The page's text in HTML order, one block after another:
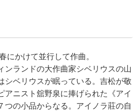
にかけて並行して作曲。
ンランドの大作曲家シベリウスの山
シベリウスが眠っている。吉松が敬
アニスト舘野泉に捧げられた《アイ
つの小品からなる。アイノラ莊の自